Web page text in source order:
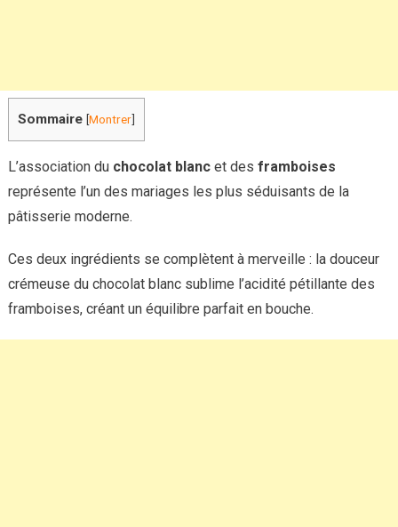
Sommaire [Montrer]
L’association du chocolat blancet des framboises
représente l’un des mariages les plus séduisants de la
pâtisserie moderne.
Ces deux ingrédients se complètent à merveille : la douceur
crémeuse du chocolat blanc sublime l’acidité pétillante des
framboises, créant un équilibre parfait en bouche.